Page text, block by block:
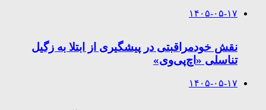
۱۴۰۵-۰۵-۱۷
نقش خودمراقبتی در پیشگیری از ابتلا به زگیل
تناسلی «اچ‌پی‌وی»
۱۴۰۵-۰۵-۱۷